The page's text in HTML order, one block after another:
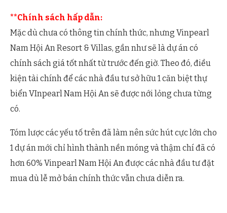
**Chính sách hấp dẫn:
Mặc dù chưa có thông tin chính thức, nhưng Vinpearl
Nam Hội An Resort & Villas, gần như sẽ là dự án có
chính sách giá tốt nhất từ trước đến giờ. Theo đó, điều
kiện tài chính để các nhà đầu tư sở hữu 1 căn biệt thự
biển VInpearl Nam Hội An sẽ được nới lỏng chưa từng
có.
Tóm lược các yếu tố trên đã làm nên sức hút cực lớn cho
1 dự án mới chỉ hình thành nền móng và thậm chí đã có
hơn 60% Vinpearl Nam Hội An được các nhà đầu tư đặt
mua dù lễ mở bán chính thức vẫn chưa diễn ra.